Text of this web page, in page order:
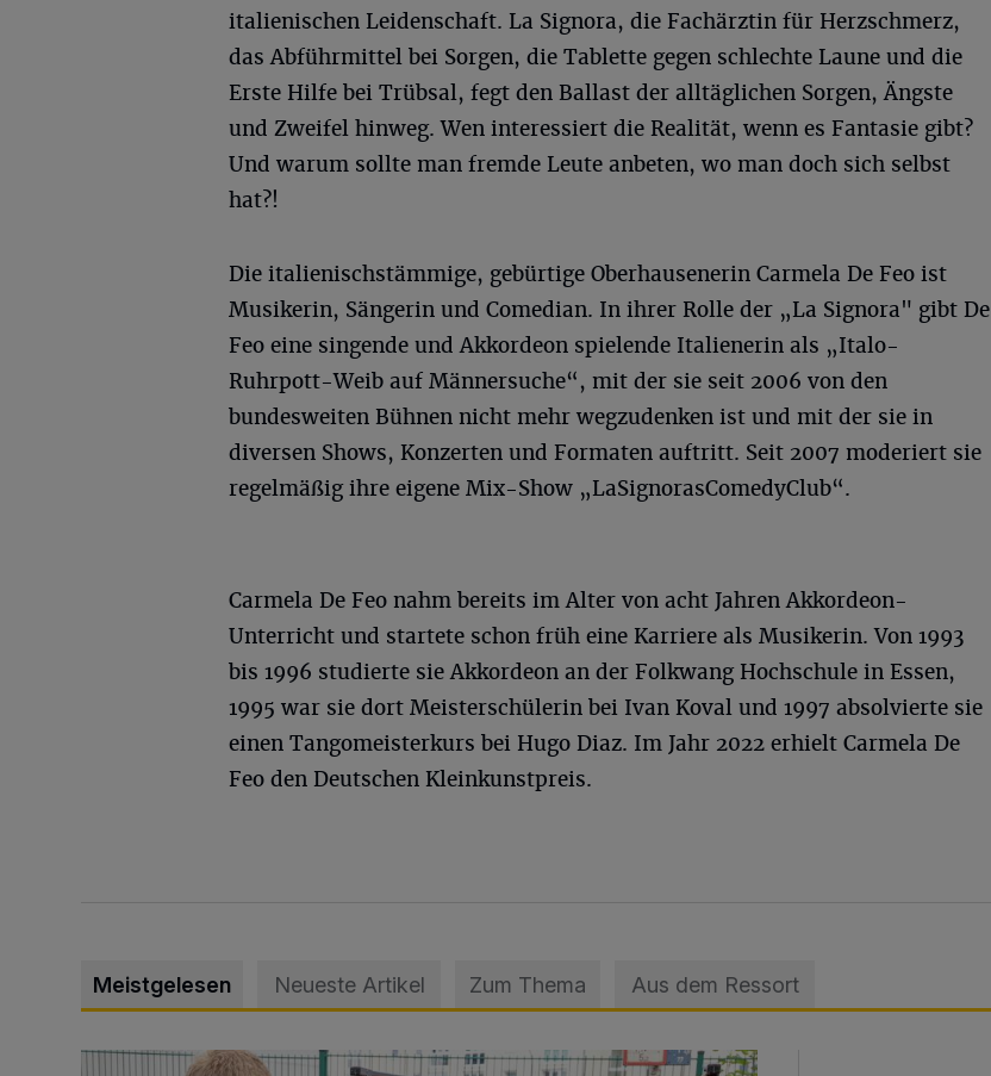
italienischen Leidenschaft. La Signora, die Fachärztin für Herzschmerz,
das Abführmittel bei Sorgen, die Tablette gegen schlechte Laune und die
Erste Hilfe bei Trübsal, fegt den Ballast der alltäglichen Sorgen, Ängste
und Zweifel hinweg. Wen interessiert die Realität, wenn es Fantasie gibt?
Und warum sollte man fremde Leute anbeten, wo man doch sich selbst
hat?!
Die italienischstämmige, gebürtige Oberhausenerin Carmela De Feo ist
Musikerin, Sängerin und Comedian. In ihrer Rolle der „La Signora" gibt De
Feo eine singende und Akkordeon spielende Italienerin als „Italo-
Ruhrpott-Weib auf Männersuche“, mit der sie seit 2006 von den
bundesweiten Bühnen nicht mehr wegzudenken ist und mit der sie in
diversen Shows, Konzerten und Formaten auftritt. Seit 2007 moderiert sie
regelmäßig ihre eigene Mix-Show „LaSignorasComedyClub“.
Carmela De Feo nahm bereits im Alter von acht Jahren Akkordeon-
Unterricht und startete schon früh eine Karriere als Musikerin. Von 1993
bis 1996 studierte sie Akkordeon an der Folkwang Hochschule in Essen,
1995 war sie dort Meisterschülerin bei Ivan Koval und 1997 absolvierte sie
einen Tangomeisterkurs bei Hugo Diaz. Im Jahr 2022 erhielt Carmela De
Feo den Deutschen Kleinkunstpreis.
Meistgelesen Neueste Artikel Zum Thema Aus dem Ressort
Feuerwehr befreit Kind aus verschlossenem VW Bulli